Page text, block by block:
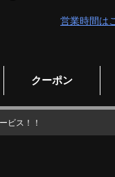
営業時間は
クーポン
ビス！！